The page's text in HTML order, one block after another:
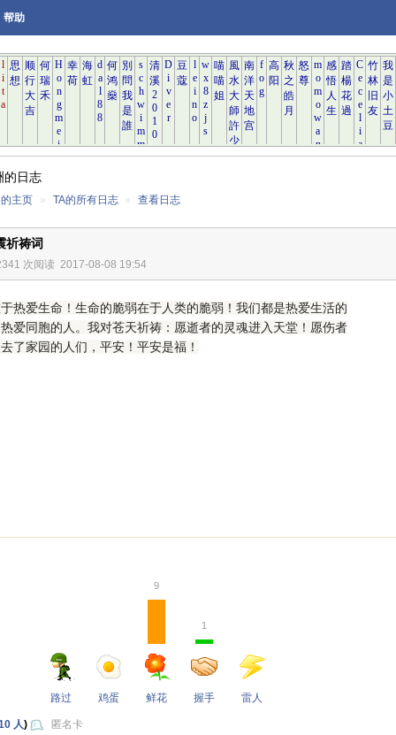
帮助
的日志
主页 » TA的所有日志 » 查看日志
祈祷词
次阅读 2017-08-08 19:54
热爱生命！生命的脆弱在于人类的脆弱！我们都是热爱生活的
爱同胞的人。我对苍天祈祷：愿逝者的灵魂进入天堂！愿伤者
了家园的人们，平安！平安是福！
路过 鸡蛋
9
鲜花
1
握手 雷人
人) 匿名卡